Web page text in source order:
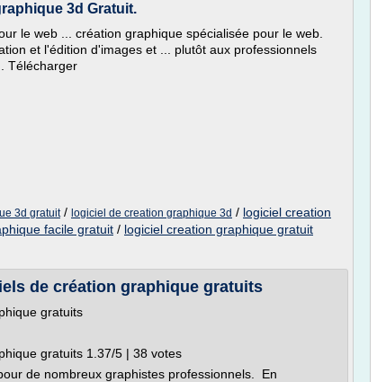
3d Gratuit.
le web ... création graphique spécialisée pour le web.
et l'édition d'images et ... plutôt aux professionnels
Télécharger
3d gratuit/ logiciel de creation graphique 3d / logiciel creation
facile gratuit / logiciel creation graphique gratuit
de création graphique gratuits
gratuits
gratuits 1.37/5 | 38 votes
de nombreux graphistes professionnels. En